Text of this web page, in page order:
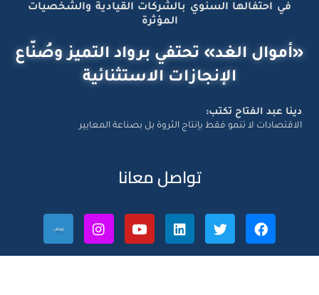
في احتفالها السنوي بالشركات القيادية والشخصيات
المؤثرة
«أموال الغد» تحتفي برواد التميز وصُنّاع
الإنجازات الاستثنائية
دينا عبد الفتاح تكتب:
الاقتصادات لا تنمو فقط بإنتاج الثروة بل بصناعة المعايير
تواصل معانا